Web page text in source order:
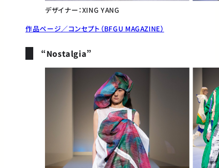
デザイナー：XING YANG
作品ページ／コンセプト（BFGU MAGAZINE）
“Nostalgia”